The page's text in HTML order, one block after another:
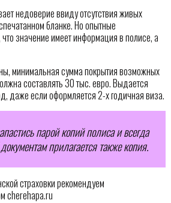
недоверие ввиду отсутствия живых
бланке. Но опытные
значение имеет информация в полисе, а
минимальная сумма покрытия возможных
составлять 30 тыс. евро. Выдается
даже если оформляется 2-х годичная виза.
парой копий полиса и всегда
прилагается также копия.
страховки рекомендуем
cherehapa.ru